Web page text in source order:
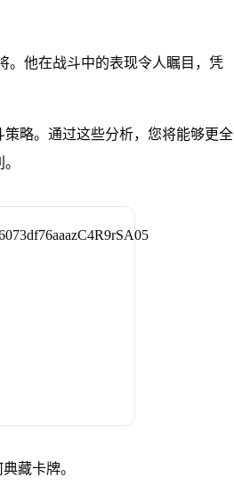
。他在战斗中的表现令人瞩目，凭
略。通过这些分析，您将能够更全
藏卡牌。